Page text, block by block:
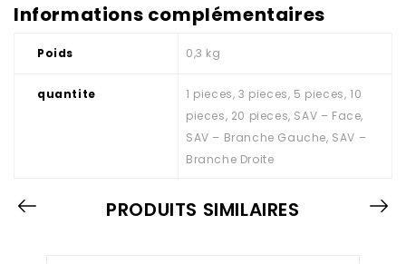
Informations complémentaires
Poids 0,3 kg
quantite
1 pieces, 3 pieces, 5 pieces, 10
pieces, 20 pieces, SAV – Face,
SAV – Branche Gauche, SAV –
Branche Droite
PRODUITS SIMILAIRES